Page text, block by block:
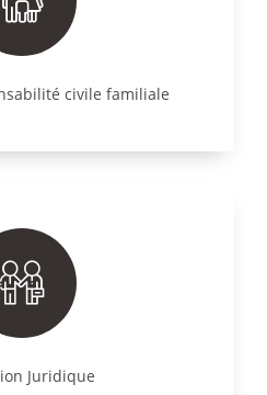
civile familiale
Juridique